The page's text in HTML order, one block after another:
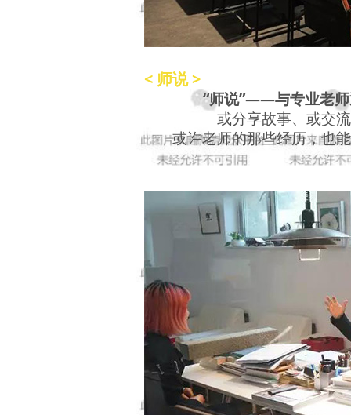
< 师说>
“师说”——与专业老
或分享故事、或交
或许老师的那些经历，也